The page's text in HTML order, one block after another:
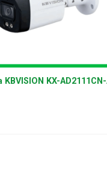
KBVISION KX-